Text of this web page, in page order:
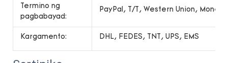
Termino ng
pagbabayad:
PayPal, T/T, Western Union,
Kargamento: DHL, FEDES, TNT, UPS, EMS